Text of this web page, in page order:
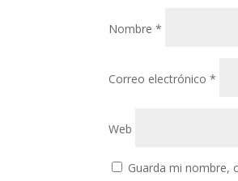
Nombre*
Correo electrónico*
Web
Guarda mi nombre,